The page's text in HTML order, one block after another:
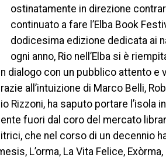
ostinatamente in direzione
continuato a fare l’Elba Book
dodicesima edizione dedicata ai
ogni anno, Rio nell’Elba si è
dialogo con un pubblico attento e
all’intuizione di Marco Belli,
Rizzoni, ha saputo portare l’isola
fuori dal coro del mercato
che nel corso di un decennio
L’orma, La Vita Felice,